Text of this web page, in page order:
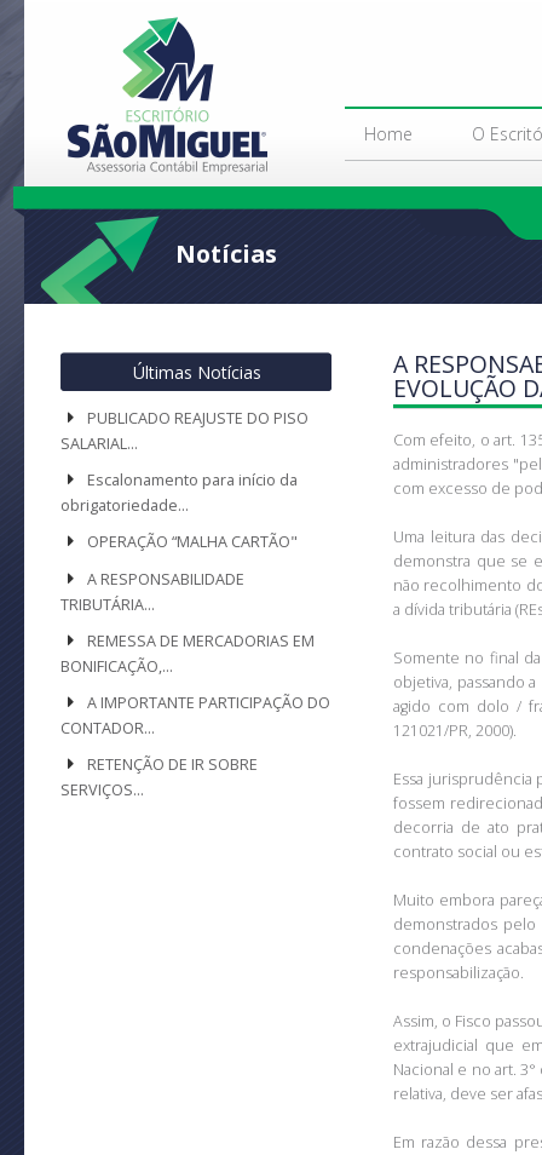
Home O
Notícias
Últimas Notícias
PUBLICADO REAJUSTE DO PISO
SALARIAL…
Escalonamento para início da
obrigatoriedade…
OPERAÇÃO “MALHA CARTÃO"
A RESPONSABILIDADE
TRIBUTÁRIA…
REMESSA DE MERCADORIAS EM
BONIFICAÇÃO,…
A IMPORTANTE PARTICIPAÇÃO DO
CONTADOR…
RETENÇÃO DE IR SOBRE
SERVIÇOS…
A
EVOLUÇÃO
Com efeito, o art.
administradores
com excesso de
Uma leitura das
demonstra que se
não recolhimento
a dívida tributária
Somente no final
objetiva, passando
agido com dolo /
121021/PR, 2000).
Essa jurisprudência
fossem
decorria de ato
contrato social ou
Muito embora
demonstrados
condenações
responsabilização.
Assim, o Fisco
extrajudicial que
Nacional e no art.
relativa, deve ser
Em razão dessa